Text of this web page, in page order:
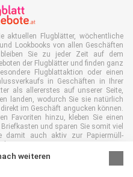
weiteren
aktuellen Flugblätter, wöchentliche
Lookbooks von allen Geschäften
Sie zu jeder Zeit auf dem
der Flugblätter und finden ganz
Flugblattaktion oder einen
in Geschäften in Ihrer
als allererstes auf unserer Seite,
landen, wodurch Sie sie natürlich
im Geschäft angucken können.
Favoriten hinzu, kleben Sie einen
und sparen Sie somit viel
damit auch aktiv zur Papiermüll-